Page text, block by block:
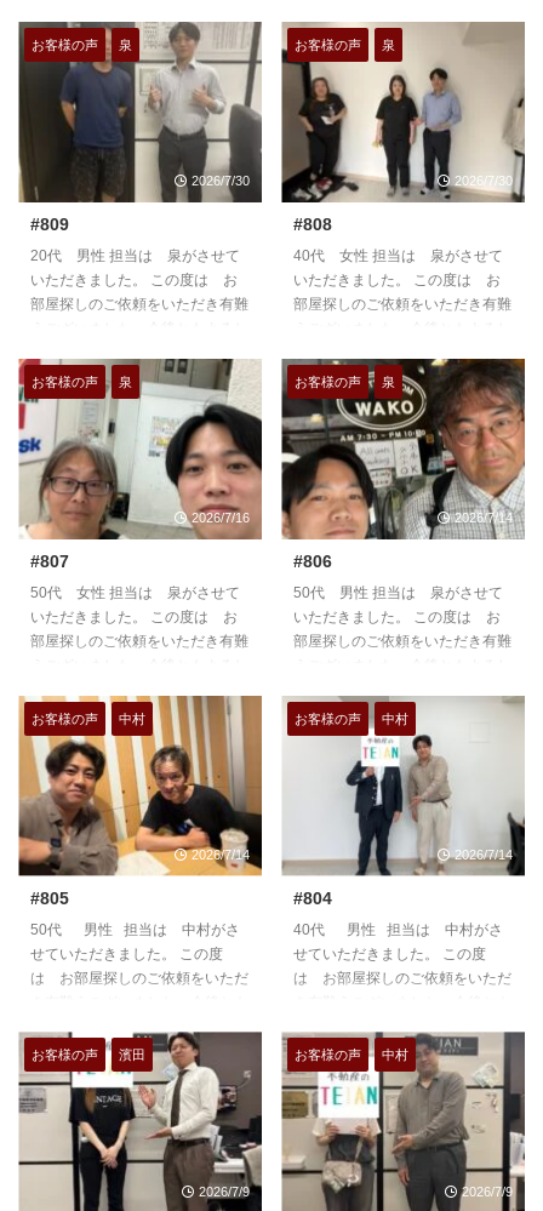
https://teian-enh.com/staff006/
https://teian-enh.com/staff006/
お客様の声 泉
2026/7/30
#809
20代 男性 担当は 泉がさせて
いただきました。 この度は お
部屋探しのご依頼をいただき有難
https://teian-enh.com/staff009/
お客様の声 泉
2026/7/30
#808
40代 女性 担当は 泉がさせて
いただきました。 この度は お
部屋探しのご依頼をいただき有難
https://teian-enh.com/staff009/
お客様の声 泉
2026/7/16
#807
50代 女性 担当は 泉がさせて
いただきました。 この度は お
部屋探しのご依頼をいただき有難
https://teian-enh.com/staff009/
お客様の声 泉
2026/7/14
#806
50代 男性 担当は 泉がさせて
いただきました。 この度は お
部屋探しのご依頼をいただき有難
https://teian-enh.com/staff009/
お客様の声 中村
2026/7/14
#805
50代 男性 担当は 中村がさ
せていただきました。 この度
は お部屋探しのご依頼をいただ
https://teian-enh.com/staff006/
お客様の声 中村
2026/7/14
#804
40代 男性 担当は 中村がさ
せていただきました。 この度
は お部屋探しのご依頼をいただ
https://teian-enh.com/staff006/
お客様の声 濱田
2026/7/9
お客様の声 中村
2026/7/9